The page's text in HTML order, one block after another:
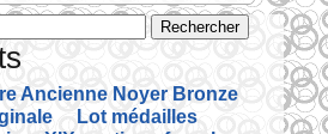
Ancienne Noyer Bronze
Lot médailles